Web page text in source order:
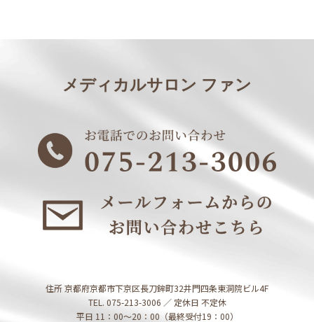
メディカルサロン ファン
住所 京都府京都市下京区長刀鉾町32井門四条東洞院ビル4F
TEL. 075-213-3006 ／ 定休日 不定休
平日 11：00～20：00（最終受付19：00）